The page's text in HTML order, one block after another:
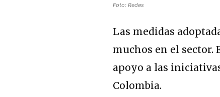
Foto: Redes
Las medidas
muchos en el sector.
apoyo a las
Colombia.